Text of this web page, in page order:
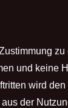
zu
und keine
wird den
der